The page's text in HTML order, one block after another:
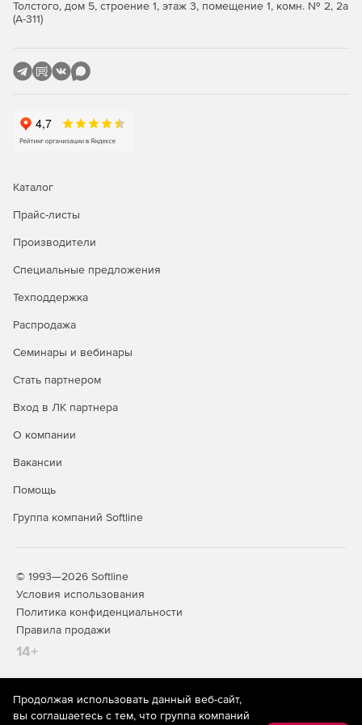
осуществлять удобный поиск нужного объекта среди
источнику (рабочий стол, web-сайт и т. д.). TechSmith Snagit
создает папки для хранения изображений и позволяет
быть назначены ключевые слова (теги) для облегчения
поиска в будущем.
Функция «all-in-one capture» позволяет по нажатию
экран, область, окно или окна с прокруткой.
Возможность сохранять скругленные углы
Возможность обработки захваченного объекта во
ribbon-интерфейсом, с поддержкой пакетной
Тесная интеграция с сервисом screencast.com,
хранилище и предоставление общего доступа к ним.
сайтах со ссылкой на источник.
страницы.
Функция форматирования захваченного текста –
захват текста непосредственно с web-страницы.
Эффект создания загнутого уголка страницы.
Толстого, дом 5, строение 1, этаж 3, помещение 1, комн. № 2, 2а
(А-311)
Каталог
Прайс-листы
Производители
Специальные предложения
Техподдержка
Распродажа
Семинары и вебинары
Стать партнером
Вход в ЛК партнера
О компании
Вакансии
Помощь
Группа компаний Softline
© 1993—2026 Softline
Условия использования
Политика конфиденциальности
Правила продажи
14+
На информационном ресурсе store.softline.ru применяются
рекомендательные технологии(информационные технологии
Продолжая использовать данный веб-сайт,
вы соглашаетесь с тем, что группа компаний